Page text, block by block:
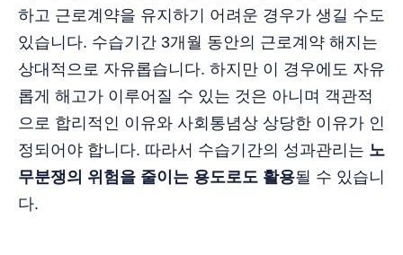
하고 근로계약을 유지하기 어려운 경우가 생길 수도
있습니다. 수습기간 3개월 동안의 근로계약 해지는
상대적으로 자유롭습니다. 하지만 이 경우에도 자유
롭게 해고가 이루어질 수 있는 것은 아니며 객관적
으로 합리적인 이유와 사회통념상 상당한 이유가 인
정되어야 합니다. 따라서 수습기간의 성과관리는 노
무분쟁의 위험을 줄이는 용도로도 활용될 수 있습니
다.